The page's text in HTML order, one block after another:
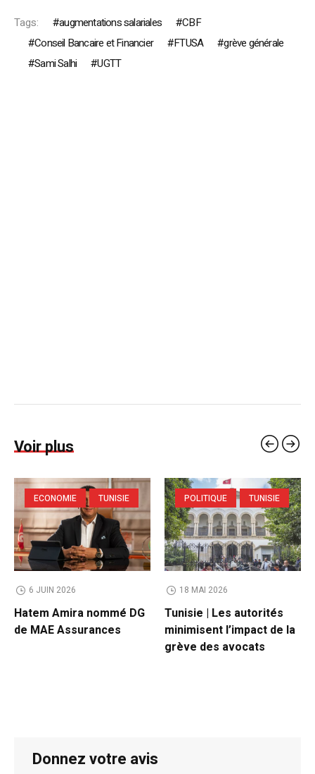
Tags: augmentations salariales
CBF
Conseil Bancaire et Financier
FTUSA
grève générale
Sami Salhi
UGTT
Voir plus
ECONOMIE TUNISIE
6 JUIN 2026
Hatem Amira nommé DG
de MAE Assurances
POLITIQUE TUNISIE
18 MAI 2026
Tunisie | Les autorités
minimisent l’impact de la
grève des avocats
Donnez votre avis